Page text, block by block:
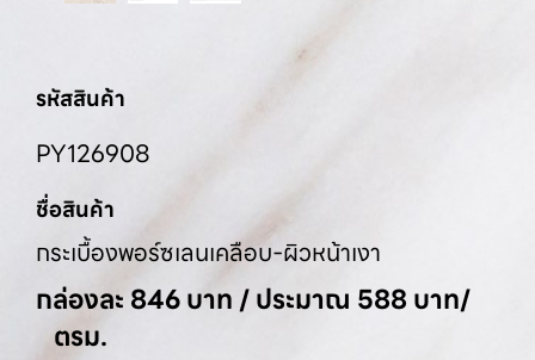
รหัสสินค้า
PY126908
ชื่อสินค้า
กระเบื้องพอร์ซเลนเคลือบ-ผิวหน้าเงา
กล่องละ 846 บาท / ประมาณ 588 บาท/
ตรม.